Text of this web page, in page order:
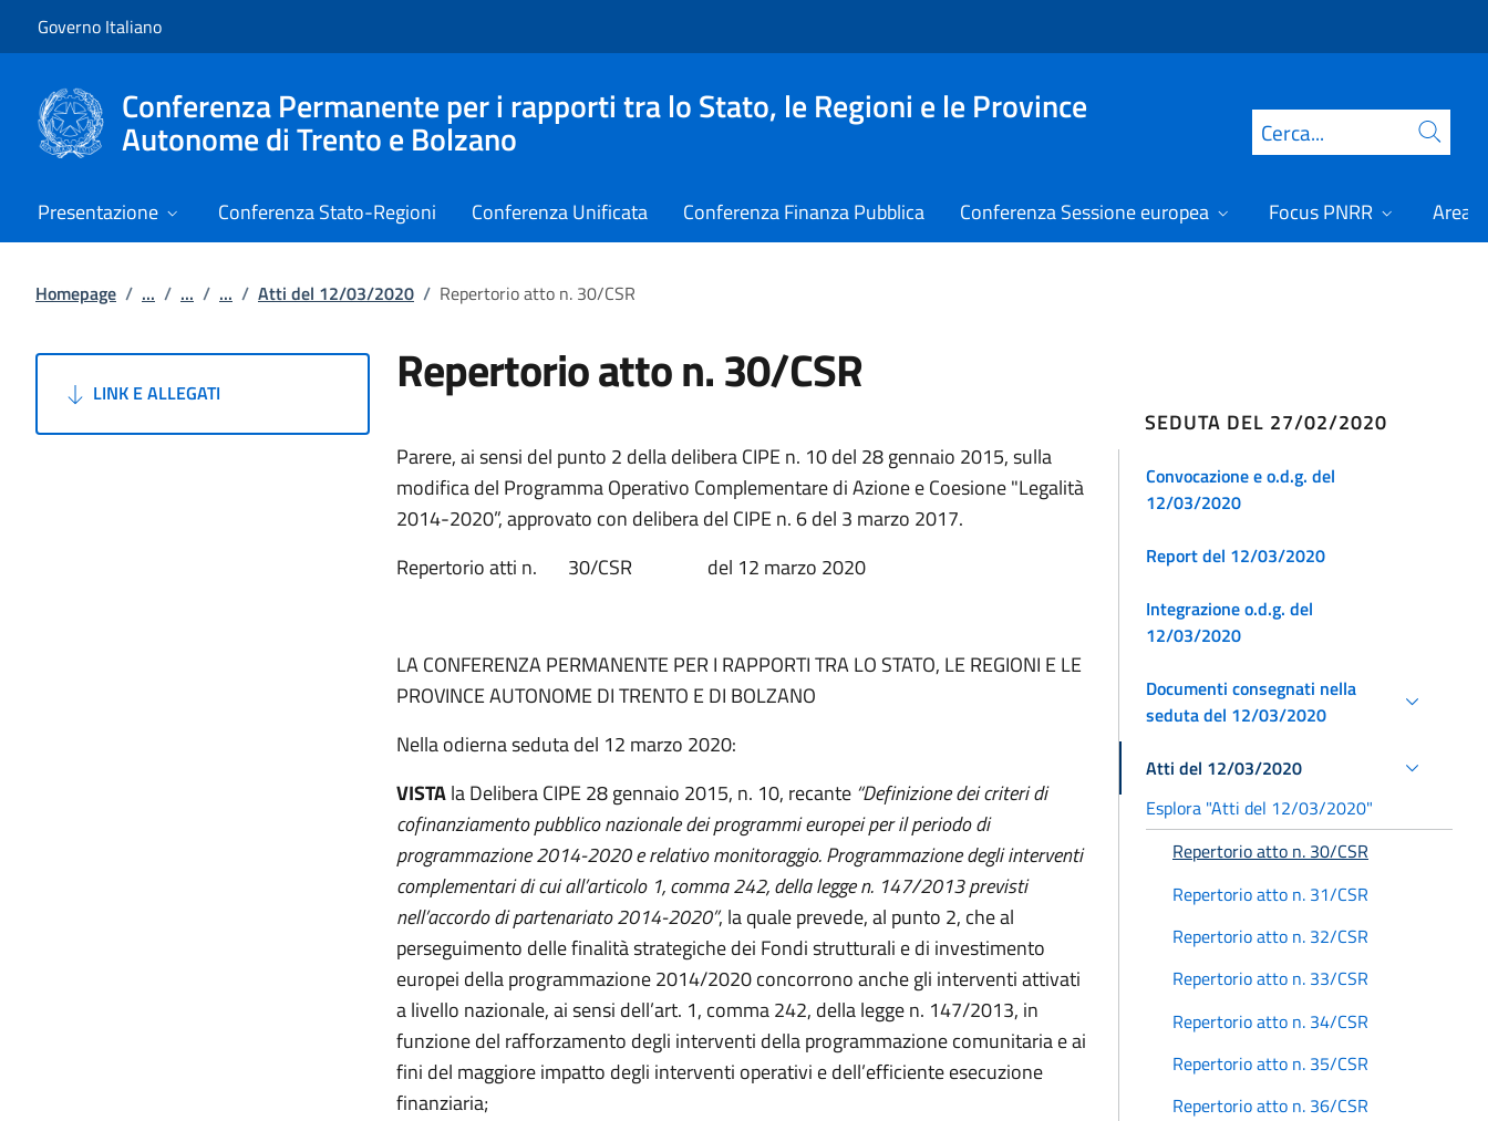
Governo Italiano
Conferenza Permanente per i rapporti tra lo Stato, le Regioni e le Province
Autonome di Trento e Bolzano Cerca
Presentazione Conferenza Stato-Regioni Conferenza Unificata Conferenza Finanza Pubblica Conferenza Sessione europea Focus PNRR Area
Homepage / ... / ... / ... / Atti del 12/03/2020 / Repertorio atto n. 30/CSR
LINK E ALLEGATI Repertorio atto n. 30/CSR
Parere, ai sensi del punto 2 della delibera CIPE n. 10 del 28 gennaio 2015, sulla
modifica del Programma Operativo Complementare di Azione e Coesione "Legalità
2014-2020”, approvato con delibera del CIPE n. 6 del 3 marzo 2017.
Repertorio atti n. 30/CSR del 12 marzo 2020
LA CONFERENZA PERMANENTE PER I RAPPORTI TRA LO STATO, LE REGIONI E LE
PROVINCE AUTONOME DI TRENTO E DI BOLZANO
Nella odierna seduta del 12 marzo 2020:
VISTAla Delibera CIPE 28 gennaio 2015, n. 10, recante “Definizione dei criteri di
cofinanziamento pubblico nazionale dei programmi europei per il periodo di
programmazione 2014-2020 e relativo monitoraggio. Programmazione degli interventi
complementari di cui all’articolo 1, comma 242, della legge n. 147/2013 previsti
nell’accordo di partenariato 2014-2020”, la quale prevede, al punto 2, che al
perseguimento delle finalità strategiche dei Fondi strutturali e di investimento
europei della programmazione 2014/2020 concorrono anche gli interventi attivati
a livello nazionale, ai sensi dell’art. 1, comma 242, della legge n. 147/2013, in
funzione del rafforzamento degli interventi della programmazione comunitaria e ai
fini del maggiore impatto degli interventi operativi e dell’efficiente esecuzione
finanziaria;
SEDUTA DEL 27/02/2020
Convocazione e o.d.g. del
12/03/2020
Report del 12/03/2020
Integrazione o.d.g. del
12/03/2020
Documenti consegnati nella
seduta del 12/03/2020
Atti del 12/03/2020
Esplora "Atti del 12/03/2020"
Repertorio atto n. 30/CSR
Repertorio atto n. 31/CSR
Repertorio atto n. 32/CSR
Repertorio atto n. 33/CSR
Repertorio atto n. 34/CSR
Repertorio atto n. 35/CSR
Repertorio atto n. 36/CSR